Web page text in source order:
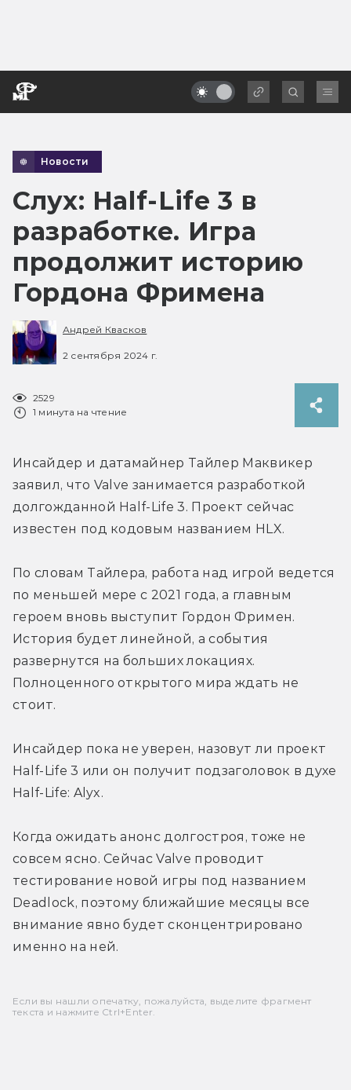
Новости
Слух: Half-Life 3 в
разработке. Игра
продолжит историю
Гордона Фримена
Андрей Квасков
2 сентября 2024 г.
2529
1 минута на чтение
Инсайдер и датамайнер Тайлер Маквикер
заявил, что Valve занимается разработкой
долгожданной Half-Life 3. Проект сейчас
известен под кодовым названием HLX.
По словам Тайлера, работа над игрой ведется
по меньшей мере с 2021 года, а главным
героем вновь выступит Гордон Фримен.
История будет линейной, а события
развернутся на больших локациях.
Полноценного открытого мира ждать не
стоит.
Инсайдер пока не уверен, назовут ли проект
Half-Life 3 или он получит подзаголовок в духе
Half-Life: Alyx.
Когда ожидать анонс долгостроя, тоже не
совсем ясно. Сейчас Valve проводит
тестирование новой игры под названием
Deadlock, поэтому ближайшие месяцы все
внимание явно будет сконцентрировано
именно на ней.
Если вы нашли опечатку, пожалуйста, выделите фрагмент
текста и нажмите Ctrl+Enter.